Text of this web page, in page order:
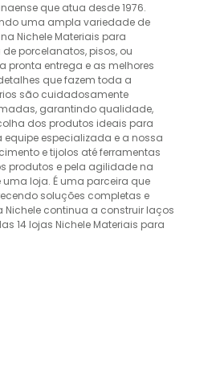
que atua desde 1976.
uma ampla variedade de
Nichele Materiais para
porcelanatos, pisos, ou
pronta entrega e as melhores
que fazem toda a
são cuidadosamente
garantindo qualidade,
dos produtos ideais para
equipe especializada e a nossa
e tijolos até ferramentas
produtos e pela agilidade na
loja. É uma parceira que
soluções completas e
continua a construir laços
14 lojas Nichele Materiais para